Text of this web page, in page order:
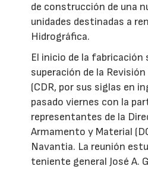
de construcción de una
unidades destinadas a
Hidrográfica.
El inicio de la fabricación
superación de la
(CDR, por sus siglas en
pasado viernes con la
representantes de la
Armamento y Material
Navantia. La reunión
teniente general José A.